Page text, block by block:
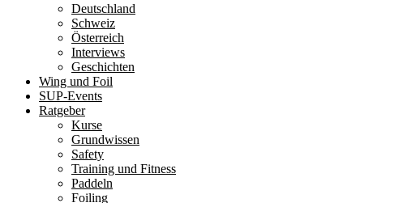
Deutschland
Schweiz
Österreich
Interviews
Geschichten
Wing und Foil
SUP-Events
Ratgeber
Kurse
Grundwissen
Safety
Training und Fitness
Paddeln
Foiling